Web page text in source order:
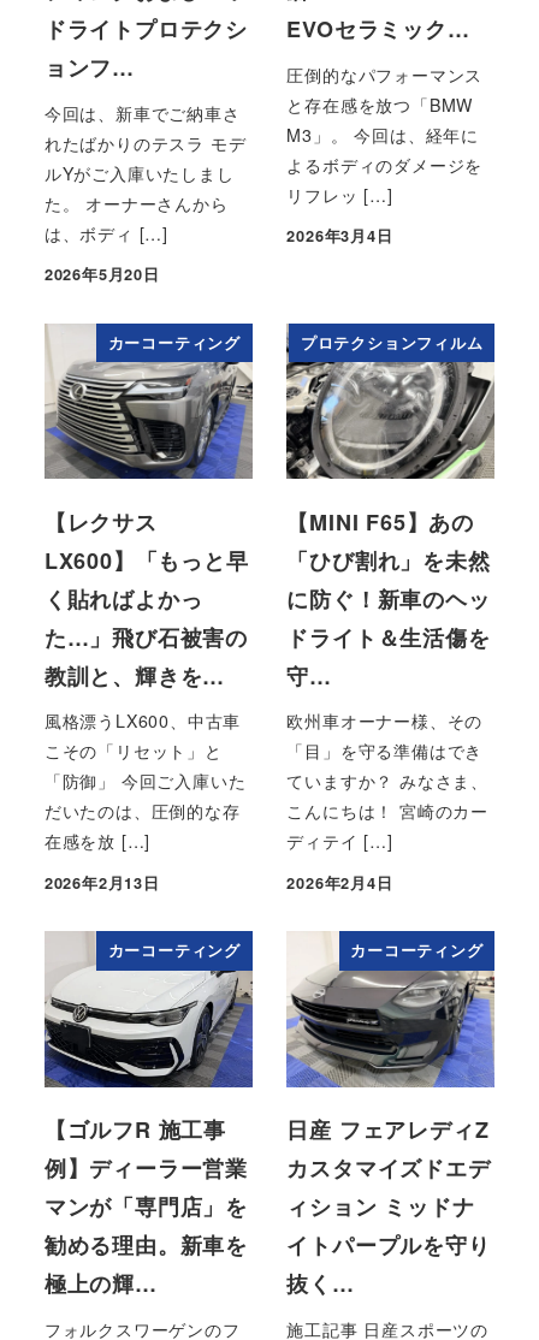
ドライトプロテクシ
ョンフ…
今回は、新車でご納車さ
れたばかりのテスラ モデ
ルYがご入庫いたしまし
た。 オーナーさんから
は、ボディ […]
投稿日
2026年5月20日
EVOセラミック…
圧倒的なパフォーマンス
と存在感を放つ「BMW
M3」。 今回は、経年に
よるボディのダメージを
リフレッ […]
投稿日
2026年3月4日
カーコーティング
【レクサス
LX600】「もっと早
く貼ればよかっ
た…」飛び石被害の
教訓と、輝きを…
風格漂うLX600、中古車
こその「リセット」と
「防御」 今回ご入庫いた
だいたのは、圧倒的な存
在感を放 […]
投稿日
2026年2月13日
プロテクションフィルム
【MINI F65】あの
「ひび割れ」を未然
に防ぐ！新車のヘッ
ドライト＆生活傷を
守…
欧州車オーナー様、その
「目」を守る準備はでき
ていますか？ みなさま、
こんにちは！ 宮崎のカー
ディテイ […]
投稿日
2026年2月4日
カーコーティング
【ゴルフR 施工事
例】ディーラー営業
マンが「専門店」を
勧める理由。新車を
極上の輝…
フォルクスワーゲンのフ
カーコーティング
日産 フェアレディZ
カスタマイズドエデ
ィション ミッドナ
イトパープルを守り
抜く…
施工記事 日産スポーツの